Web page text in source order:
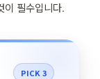
이 필수입니다.
PICK 3